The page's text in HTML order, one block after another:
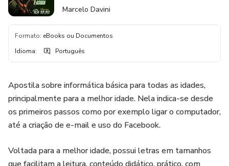
Marcelo Davini
Formato: eBooks ou Documentos
Idioma: Português
Apostila sobre informática básica para todas as idades,
principalmente para a melhor idade. Nela indica-se desde
os primeiros passos como por exemplo ligar o computador,
até a criação de e-mail e uso do Facebook.
Voltada para a melhor idade, possui letras em tamanhos